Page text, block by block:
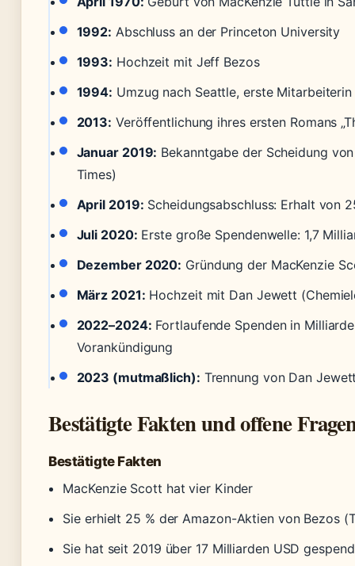
1992: Abschluss an der Princeton University
1993: Hochzeit mit Jeff Bezos
1994: Umzug nach Seattle, erste
2013: Veröffentlichung ihres ersten Romans
Januar 2019: Bekanntgabe der Scheidung
Times)
April 2019: Scheidungsabschluss: Erhalt von
Juli 2020: Erste große Spendenwelle: 1,7
Dezember 2020: Gründung der MacKenzie
März 2021: Hochzeit mit Dan Jewett
2022–2024: Fortlaufende Spenden in
Vorankündigung
2023 (mutmaßlich): Trennung von Dan
Bestätigte Fakten und offene
Bestätigte Fakten
MacKenzie Scott hat vier Kinder
Sie erhielt 25 % der Amazon-Aktien von Bezos
Sie hat seit 2019 über 17 Milliarden USD